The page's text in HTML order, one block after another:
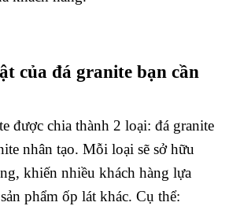
của đá granite bạn cần
được chia thành 2 loại: đá granite
nhân tạo. Mỗi loại sẽ sở hữu
khiến nhiều khách hàng lựa
phẩm ốp lát khác. Cụ thể: